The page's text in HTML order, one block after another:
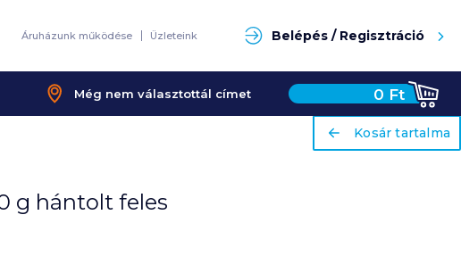
Áruházunk működése Üzleteink Belépés / Regisztráció
Még nem választottál címet 0 Ft
ariaLabel
Kosár tartalma
g hántolt feles